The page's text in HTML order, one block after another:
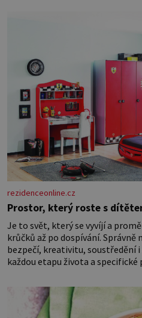
této oblasti žádným nováčkem,
rezidenceonline.cz
Prostor, který roste s
Je to svět, který se vyvíjí a
krůčků až po dospívání. Správně
bezpečí, kreativitu, soustředění i
každou etapu života a
miminka měl působit
věk je